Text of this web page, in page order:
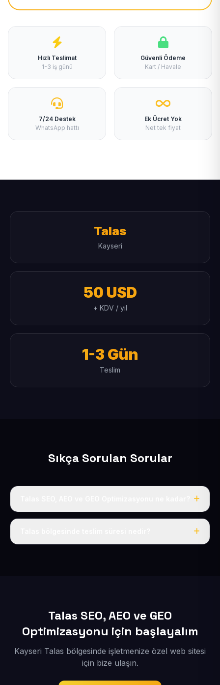
Hızlı Teslimat
1-3 iş günü
Güvenli Ödeme
Kart / Havale
7/24 Destek
WhatsApp hattı
Ek Ücret Yok
Net tek fiyat
Talas
Kayseri
50 USD
+ KDV / yıl
1-3 Gün
Teslim
Sıkça Sorulan Sorular
Yıllık 50 USD + KDV tek fiyat; alan adı, hosting, SSL ve
Talas SEO, AEO ve GEO
Optimizasyonu için başlayalım
Kayseri Talas bölgesinde işletmenize özel web sitesi
için bize ulaşın.